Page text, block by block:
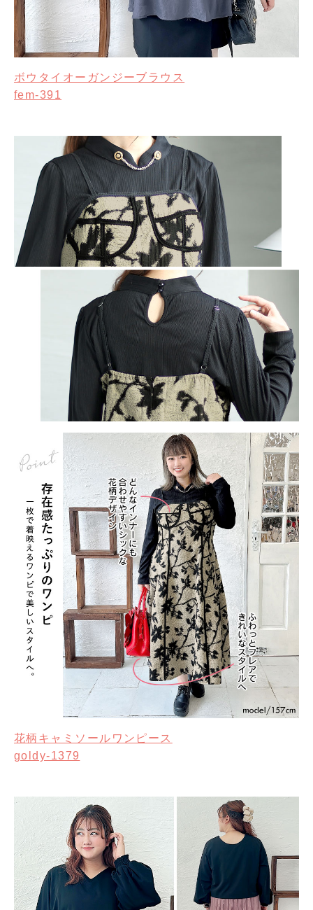
ボウタイオーガンジーブラウス
fem-391
花柄キャミソールワンピース
goldy-1379